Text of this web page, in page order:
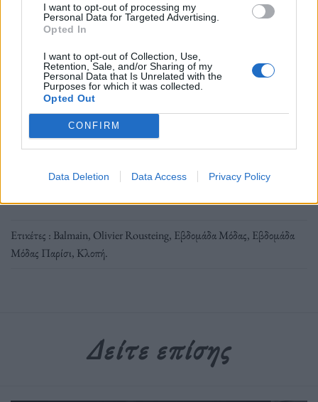
I want to opt-out of processing my
Personal Data for Targeted Advertising.
Opted In
I want to opt-out of Collection, Use,
Retention, Sale, and/or Sharing of my
Personal Data that Is Unrelated with the
Purposes for which it was collected.
Opted Out
CONFIRM
Data Deletion Data Access Privacy Policy
Ακολουθήστε το OLAFAQ
στο Google News
Newsroom
Ετικέτες : Balmain, Olivier Rousteing, Εβδομάδα Μόδας, Εβδομάδα
Μόδας Παρίσι, Κλοπή.
Δείτε επίσης